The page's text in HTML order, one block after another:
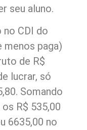
seu aluno.
CDI do
menos paga)
de R$
lucrar, só
Somando
R$ 535,00
6635,00 no